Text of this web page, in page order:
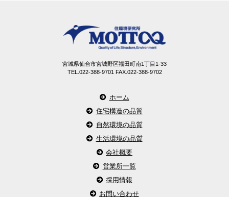
宮城県仙台市宮城野区福田町南1丁目1-33
TEL.022-388-9701 FAX.022-388-9702
ホーム
住宅構造の品質
自然環境の品質
生活環境の品質
会社概要
営業所一覧
採用情報
お問い合わせ